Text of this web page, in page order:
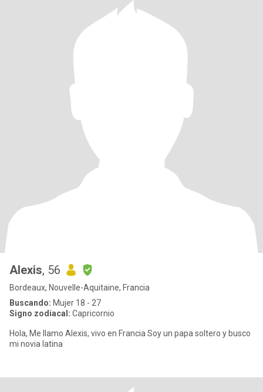
Alexis, 56
Bordeaux, Nouvelle-Aquitaine, Francia
Buscando: Mujer 18 - 27
Signo zodiacal: Capricornio
Hola, Me llamo Alexis, vivo en Francia Soy un papa soltero y busco
mi novia latina